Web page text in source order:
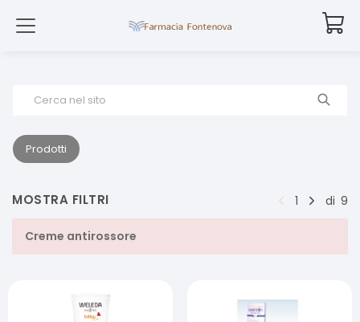
Cerca nel sito
Prodotti
MOSTRA FILTRI 1 di 9
Creme antirossore